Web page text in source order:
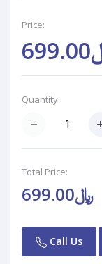
Price:
Quantity:
Total Price:
﷼699.00
Call Us